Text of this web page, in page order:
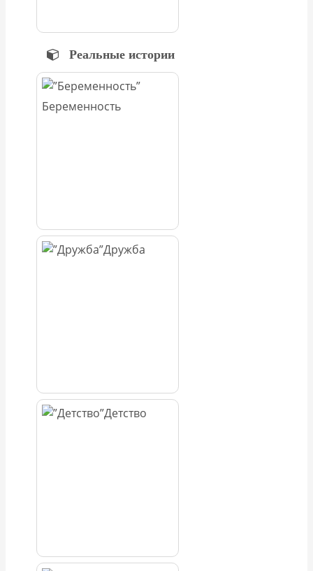
Реальные истории
Беременность
Дружба
Детство